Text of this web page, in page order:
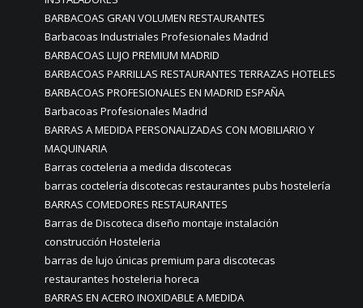
BARBACOAS GRAN VOLUMEN RESTAURANTES
Barbacoas Industriales Profesionales Madrid
BARBACOAS LUJO PREMIUM MADRID
BARBACOAS PARRILLAS RESTAURANTES TERRAZAS HOTELES
BARBACOAS PROFESIONALES EN MADRID ESPAÑA
Barbacoas Profesionales Madrid
BARRAS A MEDIDA PERSONALIZADAS CON MOBILIARIO Y
MAQUINARIA
Barras cocteleria a medida discotecas
barras coctelería discotecas restaurantes pubs hostelería
BARRAS COMEDORES RESTAURANTES
Barras de Discoteca diseño montaje instalación
construcción Hosteleria
barras de lujo únicas premium para discotecas
restaurantes hosteleria horeca
BARRAS EN ACERO INOXIDABLE A MEDIDA